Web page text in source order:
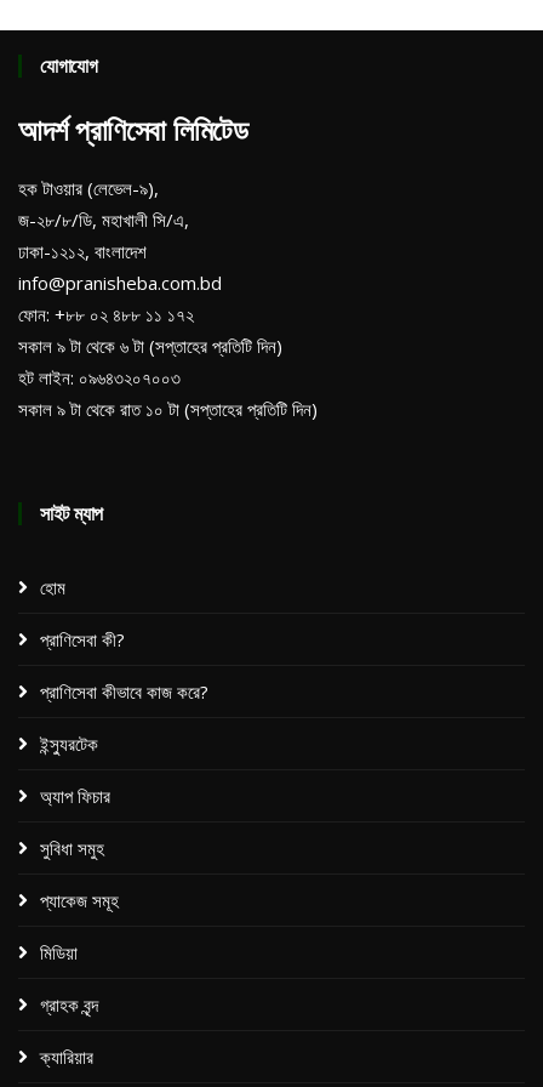
যোগাযোগ
আদর্শ প্রাণিসেবা লিমিটেড
হক টাওয়ার (লেভেল-৯),
জ-২৮/৮/ডি, মহাখালী সি/এ,
ঢাকা-১২১২, বাংলাদেশ
info@pranisheba.com.bd
ফোন: +৮৮ ০২ ৪৮৮ ১১ ১৭২
সকাল ৯ টা থেকে ৬ টা (সপ্তাহের প্রতিটি দিন)
হট লাইন: ০৯৬৪৩২০৭০০৩
সকাল ৯ টা থেকে রাত ১০ টা (সপ্তাহের প্রতিটি দিন)
সাইট ম্যাপ
হোম
প্রাণিসেবা কী?
প্রাণিসেবা কীভাবে কাজ করে?
ইন্স্যুরটেক
অ্যাপ ফিচার
সুবিধা সমুহ
প্যাকেজ সমূহ​
মিডিয়া
গ্রাহক বৃন্দ
ক্যারিয়ার